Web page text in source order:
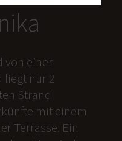
von einer
liegt nur 2
Strand
mit einem
Terrasse. Ein